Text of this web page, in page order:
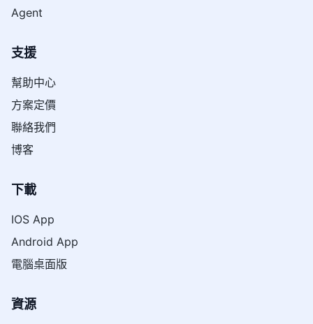
Agent
支援
幫助中心
方案定價
聯絡我們
博客
下載
IOS App
Android App
電腦桌面版
資源